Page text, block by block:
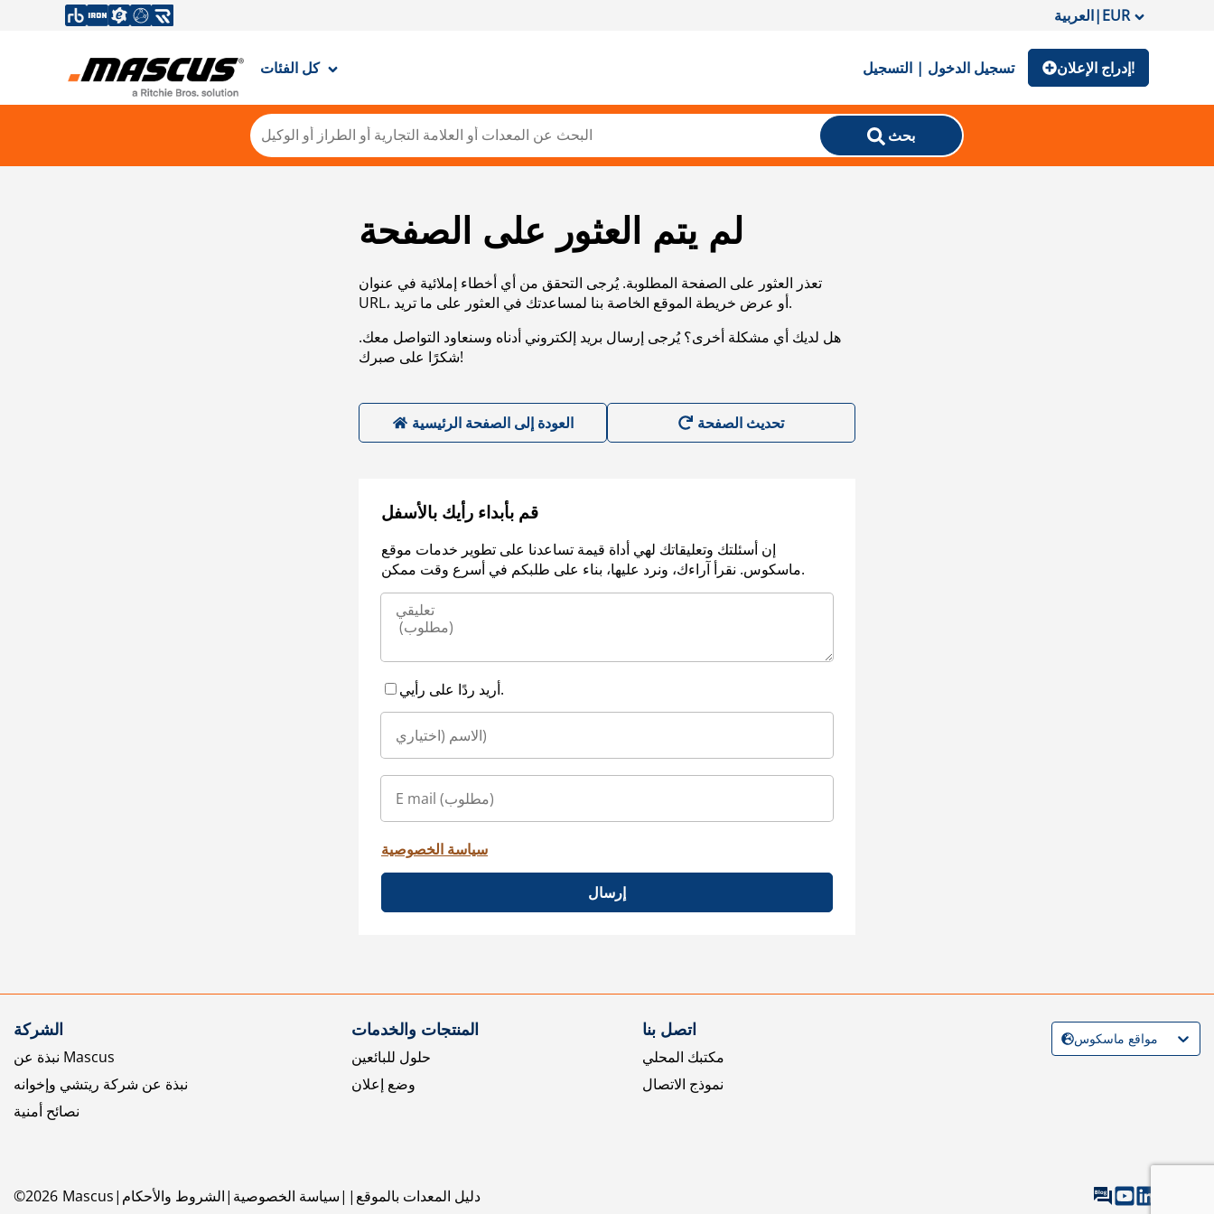
العربية|EUR
كل الفئات تسجيل الدخول | التسجيل إدراج الإعلان!
بحث
لم يتم العثور على الصفحة
تعذر العثور على الصفحة المطلوبة. يُرجى التحقق من أي أخطاء إملائية في عنوان
URL، أو عرض خريطة الموقع الخاصة بنا لمساعدتك في العثور على ما تريد.
هل لديك أي مشكلة أخرى؟ يُرجى إرسال بريد إلكتروني أدناه وسنعاود التواصل معك.
شكرًا على صبرك!
العودة إلى الصفحة الرئيسية
قم بأبداء رأيك بالأسفل
إن أسئلتك وتعليقاتك لهي أداة قيمة تساعدنا على تطوير خدمات موقع
ماسكوس. نقرأ آراءك، ونرد عليها، بناء على طلبكم في أسرع وقت ممكن.
أريد ردًا على رأيي.
سياسة الخصوصية
إرسال
الشركة
نبذة عن Mascus
نبذة عن شركة ريتشي وإخوانه
نصائح أمنية
المنتجات والخدمات
حلول للبائعين
وضع إعلان
اتصل بنا
مكتبك المحلي
نموذج الاتصال
©2026 Mascus الشروط والأحكام سياسة الخصوصية دليل المعدات بالموقع
مواقع ماسكوس